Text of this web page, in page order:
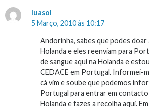
luasol
5 Março, 2010 às 10:17
Andorinha, sabes que podes doar
Holanda e eles reenviam para
de sangue aqui na Holanda e
CEDACE em Portugal. Informei-
cá vim e soube que podemos
Portugal para entrar em contacto
Holanda e fazes a recolha aqui.